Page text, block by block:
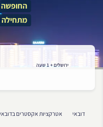
החופשה
מתחילה
ירושלים + 1 שעה
דובאי אטרקציות אקסטרים בדובאי